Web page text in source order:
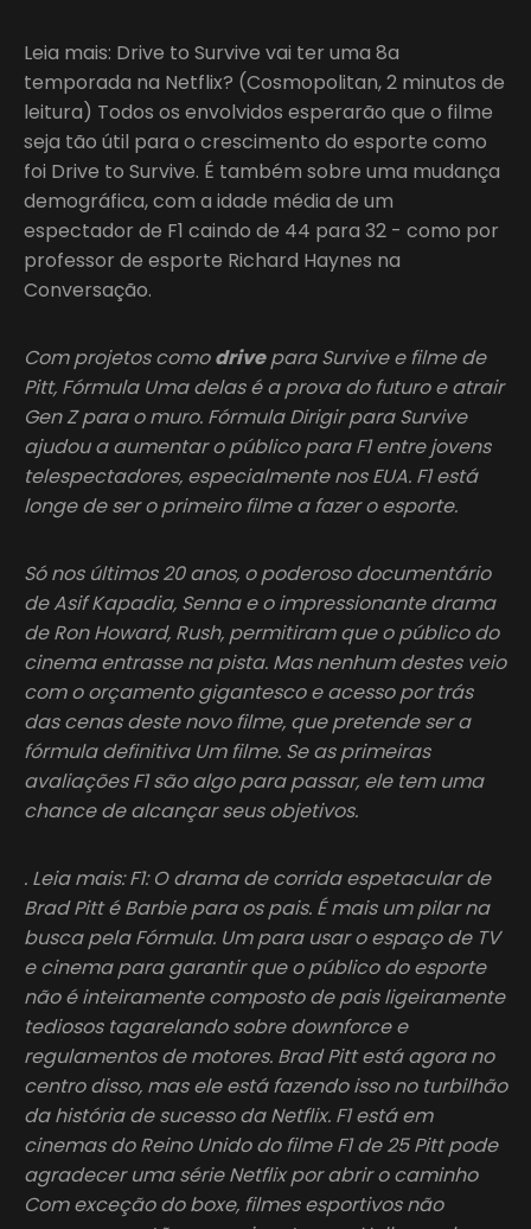
Leia mais: Drive to Survive vai ter uma 8a
temporada na Netflix? (Cosmopolitan, 2 minutos de
leitura) Todos os envolvidos esperarão que o filme
seja tão útil para o crescimento do esporte como
foi Drive to Survive. É também sobre uma mudança
demográfica, com a idade média de um
espectador de F1 caindo de 44 para 32 - como por
professor de esporte Richard Haynes na
Conversação.
Com projetos comodrivepara Survive e filme de
Pitt, Fórmula Uma delas é a prova do futuro e atrair
Gen Z para o muro. Fórmula Dirigir para Survive
ajudou a aumentar o público para F1 entre jovens
telespectadores, especialmente nos EUA. F1 está
longe de ser o primeiro filme a fazer o esporte.
Só nos últimos 20 anos, o poderoso documentário
de Asif Kapadia, Senna e o impressionante drama
de Ron Howard, Rush, permitiram que o público do
cinema entrasse na pista. Mas nenhum destes veio
com o orçamento gigantesco e acesso por trás
das cenas deste novo filme, que pretende ser a
fórmula definitiva Um filme. Se as primeiras
avaliações F1 são algo para passar, ele tem uma
chance de alcançar seus objetivos.
. Leia mais: F1: O drama de corrida espetacular de
Brad Pitt é Barbie para os pais. É mais um pilar na
busca pela Fórmula. Um para usar o espaço de TV
e cinema para garantir que o público do esporte
não é inteiramente composto de pais ligeiramente
tediosos tagarelando sobre downforce e
regulamentos de motores. Brad Pitt está agora no
centro disso, mas ele está fazendo isso no turbilhão
da história de sucesso da Netflix. F1 está em
cinemas do Reino Unido do filme F1 de 25 Pitt pode
agradecer uma série Netflix por abrir o caminho
Com exceção do boxe, filmes esportivos não